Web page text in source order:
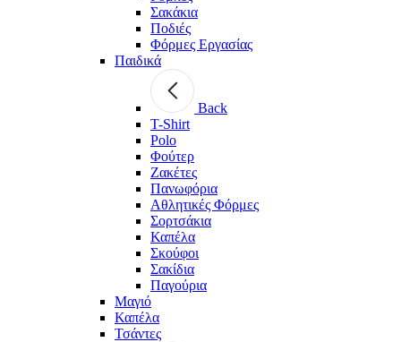
Σακάκια
Ποδιές
Φόρμες Εργασίας
Παιδικά
Back
T-Shirt
Polo
Φούτερ
Ζακέτες
Πανωφόρια
Αθλητικές Φόρμες
Σορτσάκια
Καπέλα
Σκούφοι
Σακίδια
Παγούρια
Μαγιό
Καπέλα
Τσάντες